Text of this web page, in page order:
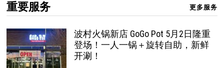
重要服务 更多服务
波村火锅新店 GoGo Pot 5月2日隆重
登场！一人一锅＋旋转自助，新鲜
开涮！